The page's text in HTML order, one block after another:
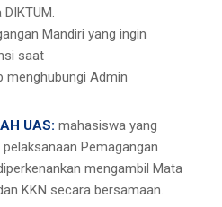
Mandiri yang ingin
saat
menghubungi Admin
UAS: mahasiswa yang
Pemagangan
mengambil Mata
KKN secara bersamaan.